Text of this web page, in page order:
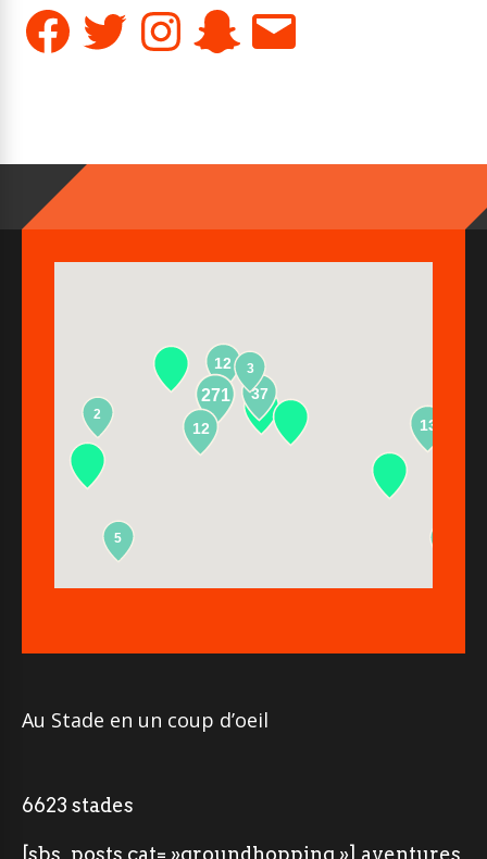
FacebookTwitter InstagramSnapchatE-
mail
12
271
13
37
2
5
12
3
Au Stade en un coup d’oeil
6623 stades
[sbs_posts cat= »groundhopping »] aventures